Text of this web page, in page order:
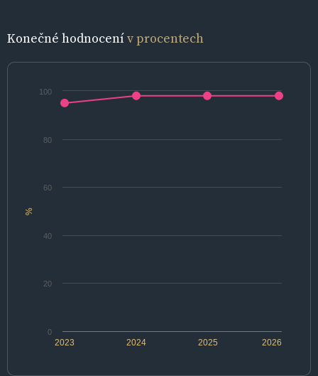
Konečné hodnocenív procentech
%
2024 2026
2023 2025
0
20
40
60
80
100